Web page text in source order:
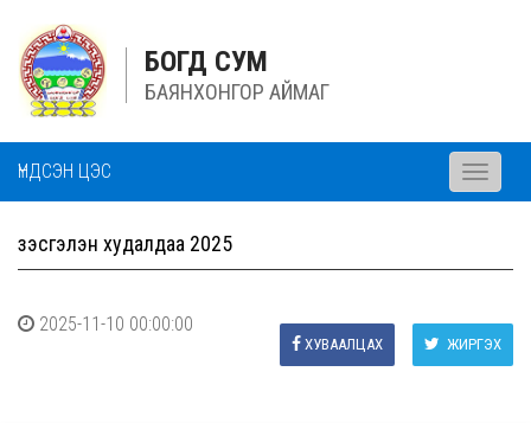
БОГД СУМ
БАЯНХОНГОР АЙМАГ
ҮНДСЭН ЦЭС
Toggle
Үзэсгэлэн худалдаа 2025
2025-11-10 00:00:00
ЖИРГЭХ
ХУВААЛЦАХ